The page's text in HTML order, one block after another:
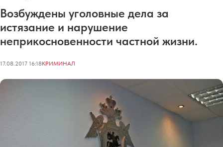
Возбуждены уголовные дела за
истязание и нарушение
неприкосновенности частной жизни.
17.08.2017 16:18КРИМИНАЛ